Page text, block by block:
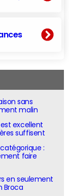
sans
malin
est excellent
suffisent
catégorique :
faire
en seulement
Broca